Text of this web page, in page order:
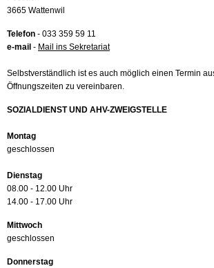
3665 Wattenwil
Telefon - 033 359 59 11
e-mail - Mail ins Sekretariat
Selbstverständlich ist es auch möglich einen Termin
Öffnungszeiten zu vereinbaren.
SOZIALDIENST UND AHV-ZWEIGSTELLE
Montag
geschlossen
Dienstag
08.00 - 12.00 Uhr
14.00 - 17.00 Uhr
Mittwoch
geschlossen
Donnerstag